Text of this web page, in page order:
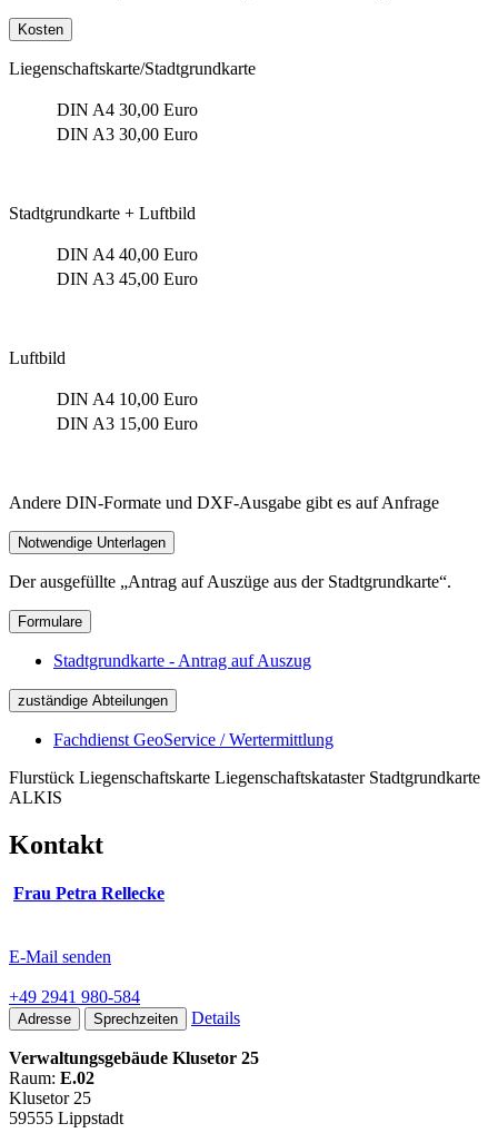
Kosten
Liegenschaftskarte/Stadtgrundkarte
DIN A4 30,00 Euro
DIN A3 30,00 Euro
Stadtgrundkarte + Luftbild
DIN A4 40,00 Euro
DIN A3 45,00 Euro
Luftbild
DIN A4 10,00 Euro
DIN A3 15,00 Euro
Andere DIN-Formate und DXF-Ausgabe gibt es auf Anfrage
Notwendige Unterlagen
Der ausgefüllte „Antrag auf Auszüge aus der Stadtgrundkarte“.
Formulare
Stadtgrundkarte - Antrag auf Auszug
zuständige Abteilungen
Fachdienst GeoService / Wertermittlung
Flurstück Liegenschaftskarte Liegenschaftskataster Stadtgrundkarte
ALKIS
Kontakt
Frau Petra Rellecke
E-Mail senden
+49 2941 980-584
Adresse Sprechzeiten Details
Verwaltungsgebäude Klusetor 25
Raum: E.02
Klusetor 25
59555 Lippstadt